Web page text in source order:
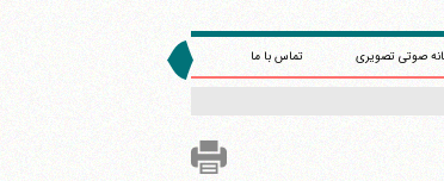
صوتی تصویری تماس با ما